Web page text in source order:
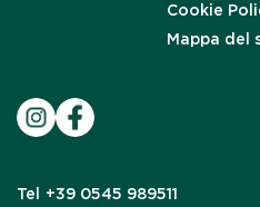
Cookie
Mappa del
Tel
+39 0545 989511